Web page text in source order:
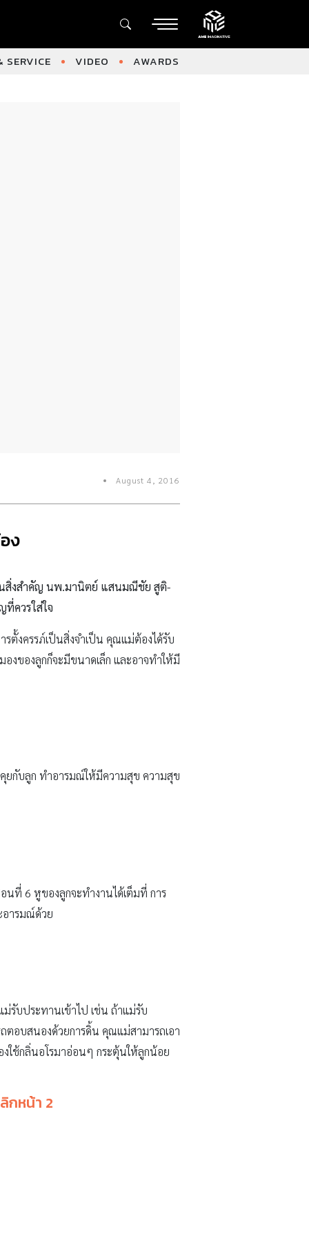
SERVICE VIDEO AWARDS
August 4, 2016
ง
สิ่งสำคัญ นพ.มานิตย์ แสนมณีชัย สูติ-
ที่ควรใส่ใจ
ตั้งครรภ์เป็นสิ่งจำเป็น คุณแม่ต้องได้รับ
งของลูกก็จะมีขนาดเล็ก และอาจทำให้มี
ยกับลูก ทำอารมณ์ให้มีความสุข ความสุข
นที่ 6 หูของลูกจะทำงานได้เต็มที่ การ
อารมณ์ด้วย
รับประทานเข้าไป เช่น ถ้าแม่รับ
ตอบสนองด้วยการดิ้น คุณแม่สามารถเอา
ใช้กลิ่นอโรมาอ่อนๆ กระตุ้นให้ลูกน้อย
กหน้า 2